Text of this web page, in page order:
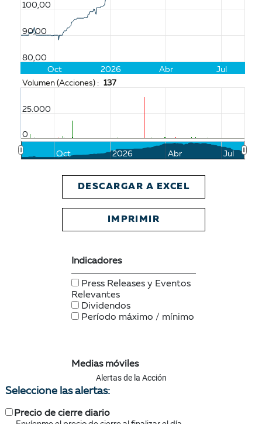
Alertas de la Acción